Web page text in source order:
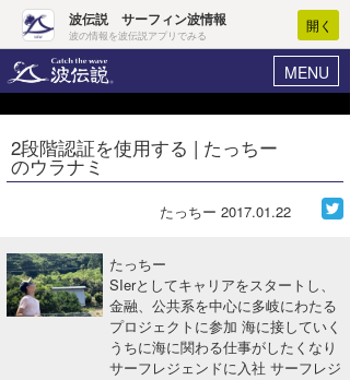
波伝説 サーフィン波情報
波の情報を波伝説アプリでみる
開く
MENU
ヘルプ マイホーム
ログイン
波情報･概況
WAVE HUNTER波予想ツール
2段階認証を使用する | たっちー
のウラナミ
たっちー 2017.01.22
たっちー
SIerとしてキャリアをスタートし、
金融、公共系を中心に多岐にわたる
プロジェクトに参加 海に接していく
うちに海に関わる仕事がしたくなり
サーフレジェンドに入社 サーフレジ
Core Surf Japan
アート＆エンタメ